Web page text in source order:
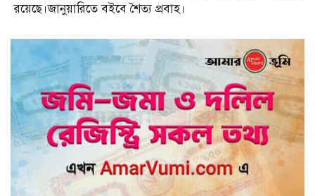
রয়েছে।জানুয়ারিতে বইবে শৈত্য প্রবাহ।